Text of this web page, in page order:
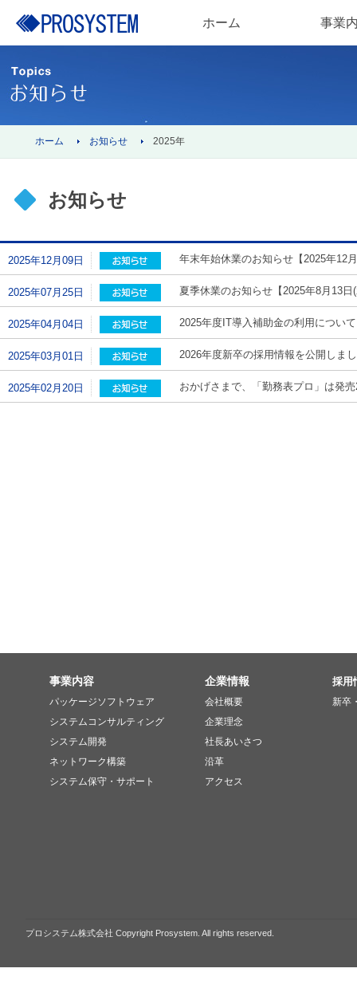
ホーム 事業
ホーム お知らせ 2025年
お知らせ
2025年12月09日 年末年始休業のお知らせ【2025年12
2025年07月25日 夏季休業のお知らせ【2025年8月13日
2025年04月04日 2025年度IT導入補助金の利用について
2025年03月01日 2026年度新卒の採用情報を公開しま
2025年02月20日 おかげさまで、「勤務表プロ」は発
事業内容
パッケージソフトウェア
システムコンサルティング
システム開発
ネットワーク構築
システム保守・サポート
企業情報
会社概要
企業理念
社長あいさつ
沿革
アクセス
採用
新卒
プロシステム株式会社 Copyright Prosystem. All rights reserved.